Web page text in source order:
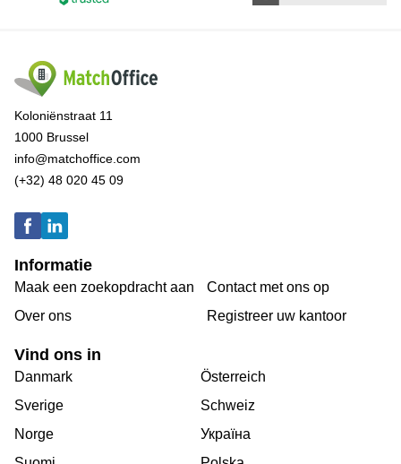
Koloniënstraat 11
1000 Brussel
info@matchoffice.com
(+32) 48 020 45 09
Informatie
Maak een zoekopdracht aan
Over ons
Contact met ons op
Registreer uw kantoor
Vind ons in
Danmark
Sverige
Norge
Österreich
Schweiz
Україна